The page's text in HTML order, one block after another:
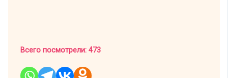
Всего посмотрели: 473